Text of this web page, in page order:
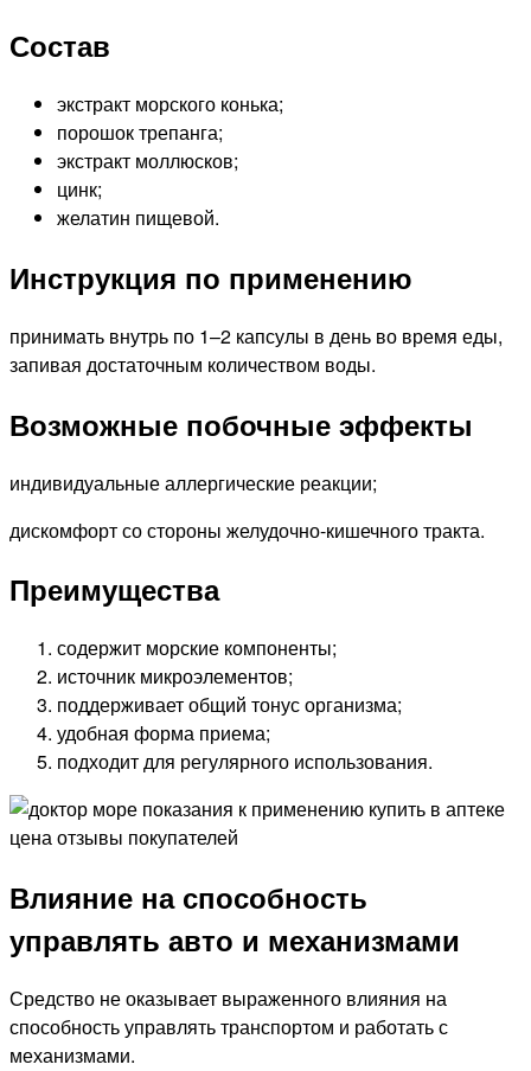
Состав
экстракт морского конька;
порошок трепанга;
экстракт моллюсков;
цинк;
желатин пищевой.
Инструкция по применению
принимать внутрь по 1–2 капсулы в день во время еды,
запивая достаточным количеством воды.
Возможные побочные эффекты
индивидуальные аллергические реакции;
дискомфорт со стороны желудочно-кишечного тракта.
Преимущества
содержит морские компоненты;
источник микроэлементов;
поддерживает общий тонус организма;
удобная форма приема;
подходит для регулярного использования.
Влияние на способность
управлять авто и механизмами
Средство не оказывает выраженного влияния на
способность управлять транспортом и работать с
механизмами.